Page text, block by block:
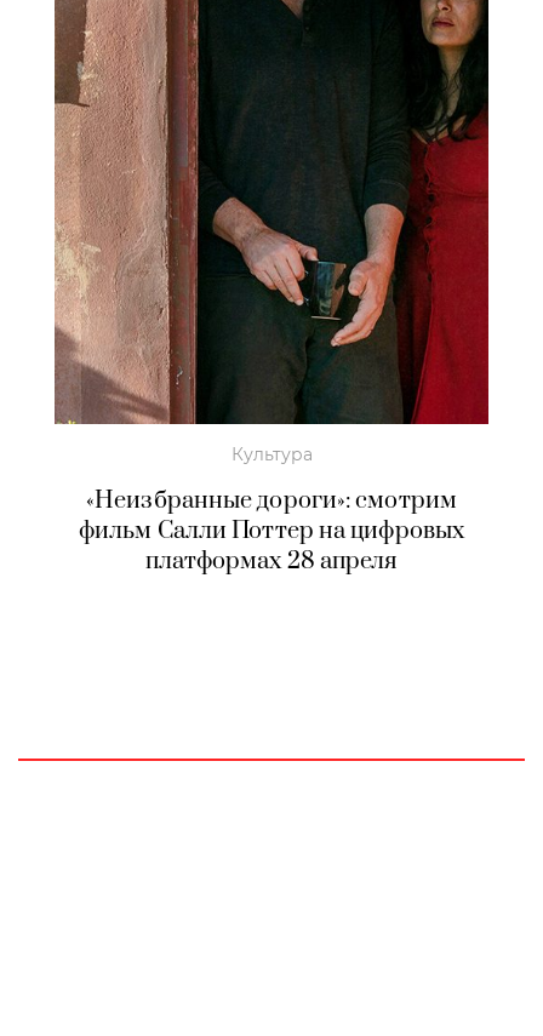
Культура
«Неизбранные дороги»: смотрим
фильм Салли Поттер на цифровых
платформах 28 апреля